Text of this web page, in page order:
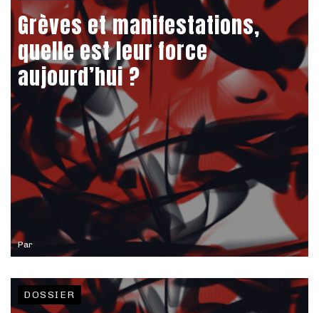
Par
Grèves et manifestations,
quelle est leur force
aujourd’hui ?
DOSSIER